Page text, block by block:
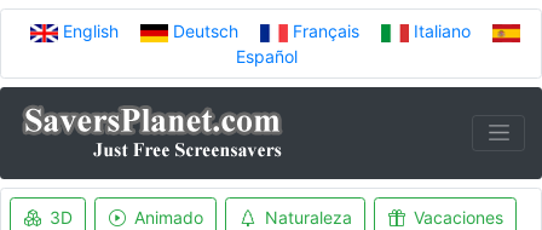
English Deutsch Français
Italiano
Español
3D Animado Naturaleza Vacaciones